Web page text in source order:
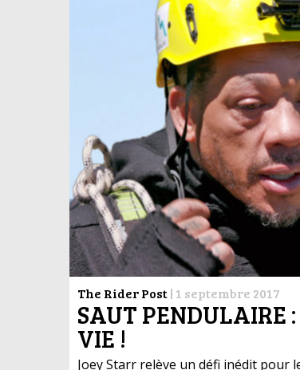
The Rider Post| 1 septembre 2017
SAUT PENDULAIRE
VIE !
Joey Starr relève un défi inédit pour